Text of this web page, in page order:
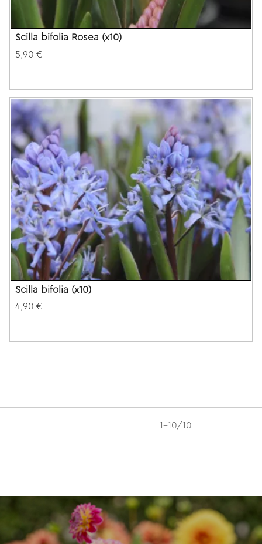
Scilla bifolia Rosea (x10)
5,90 €
Scilla bifolia (x10)
4,90 €
1-10/10